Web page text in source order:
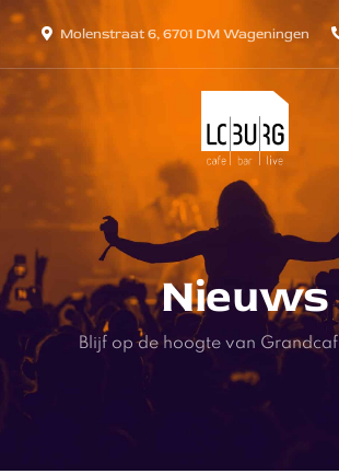
Molenstraat 6, 6701 DM Wageningen
Nieuws
Blijf op de hoogte van